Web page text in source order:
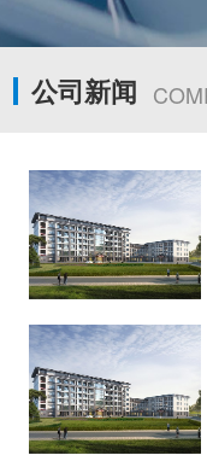
公司新闻